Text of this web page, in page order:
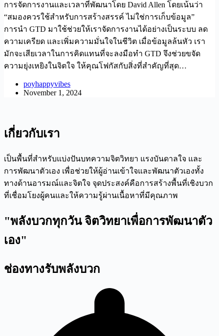
การจัดการงานและเวลาที่พัฒนาโดย David Allen โดยเน้นว่า
“สมองควรใช้สำหรับการสร้างสรรค์ ไม่ใช่การเก็บข้อมูล”
การนำ GTD มาใช้ช่วยให้เราจัดการงานได้อย่างเป็นระบบ ลด
ความเครียด และเพิ่มความมั่นใจในชีวิต เมื่อข้อมูลล้นหัว เรา
มักจะเสียเวลาในการคิดแทนที่จะลงมือทำ GTD จึงช่วยขจัด
ความยุ่งเหยิงในจิตใจ ให้คุณโฟกัสกับสิ่งที่สำคัญที่สุด…
poyhappyvibes
November 1, 2024
เกี่ยวกับเรา
เป็นพื้นที่สำหรับแบ่งปันบทความจิตวิทยา แรงบันดาลใจ และ
การพัฒนาตัวเอง เพื่อช่วยให้ผู้อ่านเข้าใจและพัฒนาตัวเองทั้ง
ทางด้านอารมณ์และจิตใจ จุดประสงค์คือการสร้างพื้นที่เชิงบวก
ที่เชื่อมโยงผู้คนและให้ความรู้ผ่านเนื้อหาที่มีคุณภาพ
"พลังบวกทุกวัน จิตวิทยาเพื่อการพัฒนาตัว
เอง"
ช่องทางรับพลังบวก